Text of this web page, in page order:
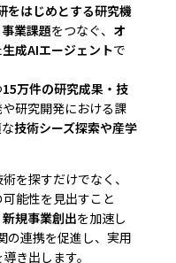
をはじめとする研究機
事業課題をつなぐ、 オ
生成AIエージェントで
15万件の研究成果・技
研究開発における課
技術シーズ探索や産学
を探すだけでなく、
能性を見出すこと
規事業創出を加速し
の連携を促進し、実用
き出します。